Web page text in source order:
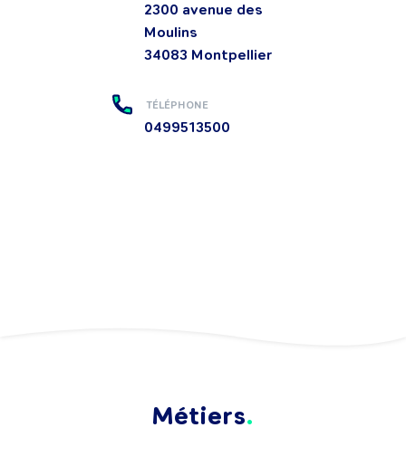
2300 avenue des
Moulins
34083 Montpellier
TÉLÉPHONE
0499513500
Métiers